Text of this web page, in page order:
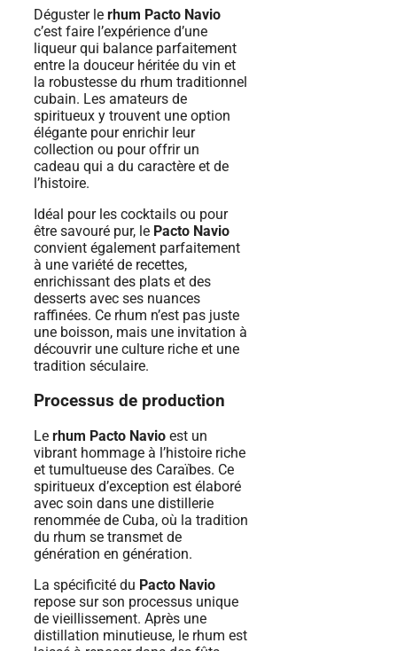
Déguster le rhum Pacto Navio
c’est faire l’expérience d’une
liqueur qui balance parfaitement
entre la douceur héritée du vin et
la robustesse du rhum traditionnel
cubain. Les amateurs de
spiritueux y trouvent une option
élégante pour enrichir leur
collection ou pour offrir un
cadeau qui a du caractère et de
l’histoire.
Idéal pour les cocktails ou pour
être savouré pur, le Pacto Navio
convient également parfaitement
à une variété de recettes,
enrichissant des plats et des
desserts avec ses nuances
raffinées. Ce rhum n’est pas juste
une boisson, mais une invitation à
découvrir une culture riche et une
tradition séculaire.
Processus de production
Le rhum Pacto Navio est un
vibrant hommage à l’histoire riche
et tumultueuse des Caraïbes. Ce
spiritueux d’exception est élaboré
avec soin dans une distillerie
renommée de Cuba, où la tradition
du rhum se transmet de
génération en génération.
La spécificité du Pacto Navio
repose sur son processus unique
de vieillissement. Après une
distillation minutieuse, le rhum est